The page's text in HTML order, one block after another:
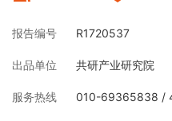
报告编号 R1720537
出品单位 共研产业研究院
服务热线 010-69365838 /